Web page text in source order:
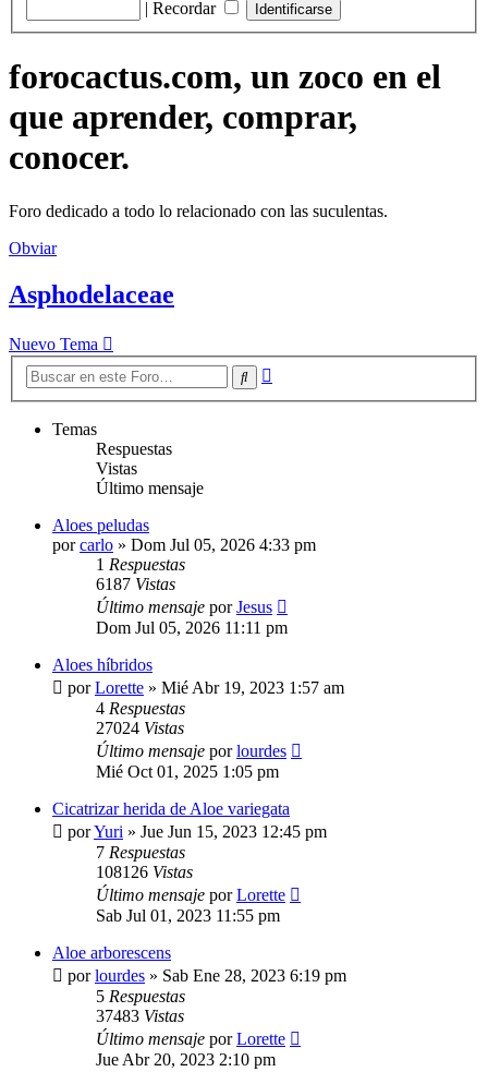
| Recordar
forocactus.com, un zoco en el
que aprender, comprar,
conocer.
Foro dedicado a todo lo relacionado con las suculentas.
Obviar
Asphodelaceae
Nuevo Tema
Buscar
Temas
Respuestas
Vistas
Último mensaje
Aloes peludas
porcarlo » Dom Jul 05, 2026 4:33 pm
1 Respuestas
6187 Vistas
Último mensaje porJesus
Dom Jul 05, 2026 11:11 pm
Aloes híbridos
porLorette » Mié Abr 19, 2023 1:57 am
4 Respuestas
27024 Vistas
Último mensaje porlourdes
Mié Oct 01, 2025 1:05 pm
Cicatrizar herida de Aloe variegata
porYuri » Jue Jun 15, 2023 12:45 pm
7 Respuestas
108126 Vistas
Último mensaje porLorette
Sab Jul 01, 2023 11:55 pm
Aloe arborescens
porlourdes » Sab Ene 28, 2023 6:19 pm
5 Respuestas
37483 Vistas
Último mensaje porLorette
Jue Abr 20, 2023 2:10 pm